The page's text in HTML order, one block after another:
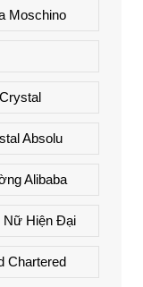
Moschino
Absolu
Alibaba
Nữ Hiện Đại
Chartered